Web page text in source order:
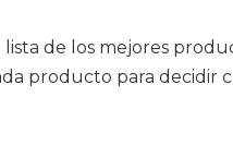
de los mejores
producto para decidir